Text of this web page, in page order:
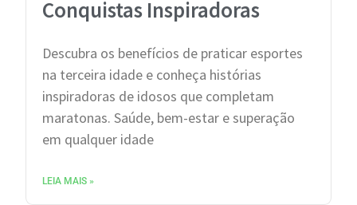
Conquistas Inspiradoras
Descubra os benefícios de praticar esportes
na terceira idade e conheça histórias
inspiradoras de idosos que completam
maratonas. Saúde, bem-estar e superação
em qualquer idade
LEIA MAIS »